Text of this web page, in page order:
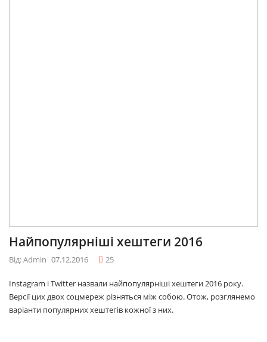
Найпопулярніші хештеги 2016
Від: Admin 07.12.2016 25
Instagram і Twitter назвали найпопулярніші хештеги 2016 року.
Версії цих двох соцмереж різняться між собою. Отож, розглянемо
варіанти популярних хештегів кожної з них.